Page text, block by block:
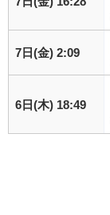
7日(金) 2:09
6日(木) 18:49